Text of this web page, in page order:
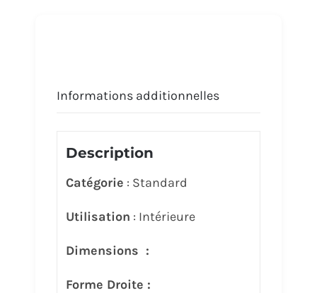
Informations additionnelles
Description
Catégorie : Standard
Utilisation : Intérieure
Dimensions :
Forme Droite :